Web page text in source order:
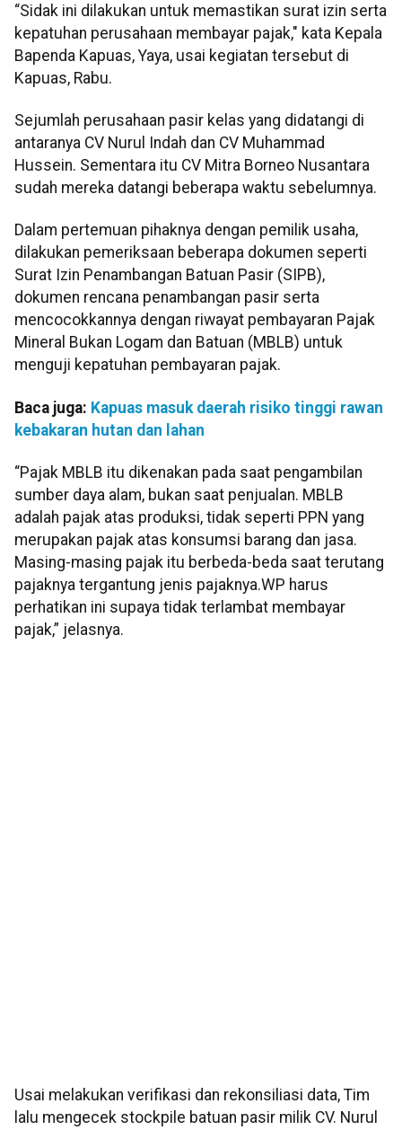
“Sidak ini dilakukan untuk memastikan surat izin serta
kepatuhan perusahaan membayar pajak," kata Kepala
Bapenda Kapuas, Yaya, usai kegiatan tersebut di
Kapuas, Rabu.
Sejumlah perusahaan pasir kelas yang didatangi di
antaranya CV Nurul Indah dan CV Muhammad
Hussein. Sementara itu CV Mitra Borneo Nusantara
sudah mereka datangi beberapa waktu sebelumnya.
Dalam pertemuan pihaknya dengan pemilik usaha,
dilakukan pemeriksaan beberapa dokumen seperti
Surat Izin Penambangan Batuan Pasir (SIPB),
dokumen rencana penambangan pasir serta
mencocokkannya dengan riwayat pembayaran Pajak
Mineral Bukan Logam dan Batuan (MBLB) untuk
menguji kepatuhan pembayaran pajak.
Baca juga: Kapuas masuk daerah risiko tinggi rawan
kebakaran hutan dan lahan
“Pajak MBLB itu dikenakan pada saat pengambilan
sumber daya alam, bukan saat penjualan. MBLB
adalah pajak atas produksi, tidak seperti PPN yang
merupakan pajak atas konsumsi barang dan jasa.
Masing-masing pajak itu berbeda-beda saat terutang
pajaknya tergantung jenis pajaknya.WP harus
perhatikan ini supaya tidak terlambat membayar
pajak,” jelasnya.
Usai melakukan verifikasi dan rekonsiliasi data, Tim
lalu mengecek stockpile batuan pasir milik CV. Nurul